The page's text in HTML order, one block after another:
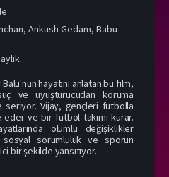
, Ankush Gedam, Babu
hayatını anlatan bu film,
ve uyuşturucudan koruma
seriyor. Vijay, gençleri futbolla
eder ve bir futbol takımı kurar.
olumlu değişiklikler
sosyal sorumluluk ve sporun
bir şekilde yansıtıyor.